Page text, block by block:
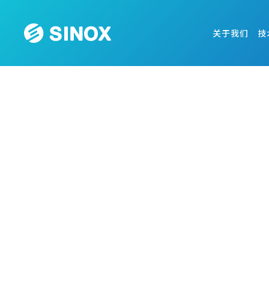
关于我们 技